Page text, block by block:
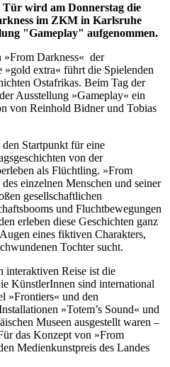
Tür wird am Donnerstag die
im ZKM in Karlsruhe
"Gameplay" aufgenommen.
Darkness« der
extra« führt die Spielenden
Ostafrikas. Beim Tag der
Ausstellung »Gameplay« ein
von Reinhold Bidner und Tobias
Startpunkt für eine
von der
als Flüchtling. »From
einzelnen Menschen und seiner
gesellschaftlichen
und Fluchtbewegungen
erleben diese Geschichten ganz
eines fiktiven Charakters,
Tochter sucht.
interaktiven Reise ist die
KünstlerInnen sind international
»Frontiers« und den
»Totem’s Sound« und
Museen ausgestellt waren –
das Konzept von »From
Medienkunstpreis des Landes